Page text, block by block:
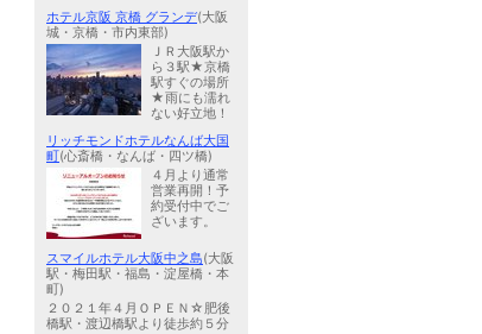
ホテル京阪 京橋 グランデ(大阪
城・京橋・市内東部)
ＪＲ大阪駅か
ら３駅★京橋
駅すぐの場所
★雨にも濡れ
ない好立地！
リッチモンドホテルなんば大国
町(心斎橋・なんば・四ツ橋)
４月より通常
営業再開！予
約受付中でご
ざいます。
スマイルホテル大阪中之島(大阪
駅・梅田駅・福島・淀屋橋・本
町)
２０２１年４月ＯＰＥＮ☆肥後
橋駅・渡辺橋駅より徒歩約５分